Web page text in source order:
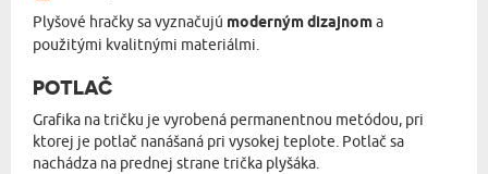
Plyšové hračky sa vyznačujú moderným dizajnoma
použitými kvalitnými materiálmi.
POTLAČ
Grafika na tričku je vyrobená permanentnou metódou, pri
ktorej je potlač nanášaná pri vysokej teplote. Potlač sa
nachádza na prednej strane trička plyšáka.